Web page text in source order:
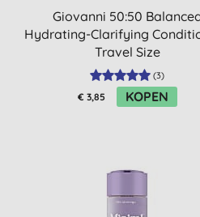
Giovanni 50:50
Hydrating-Clarifying
Travel Size
(3)
€ 3,85 KOPEN